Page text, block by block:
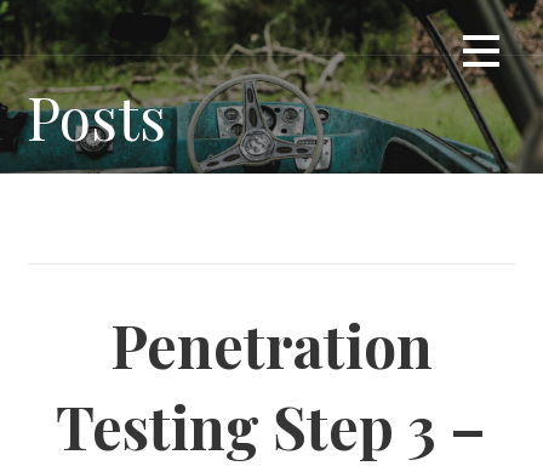
Skip
to
content
DUMMYTIP
Giải ngố cho gà mờ
Posts
Penetration
Testing Step 3 –